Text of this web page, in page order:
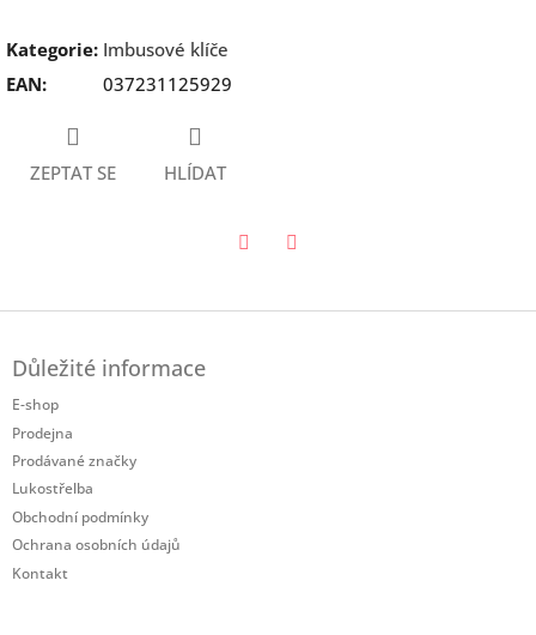
Kategorie: Imbusové klíče
EAN: 037231125929
ZEPTAT SE HLÍDAT
Důležité informace
E-shop
Prodejna
Prodávané značky
Lukostřelba
Obchodní podmínky
Ochrana osobních údajů
Kontakt